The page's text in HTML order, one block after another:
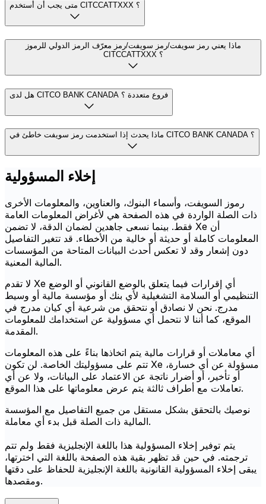
متى يجب أن أستخدم CITCCATTXXX ؟
ماذا يعني رمز سويفت/رمز سويفت/رمز معرّف الرمز الدولي للرموز
CITCCATTXXX ؟
هل لدى CITCO BANK CANADA فروع متعددة ؟
ماذا يحدث إذا استخدمت رمز سويفت خاطئ في CITCO BANK CANADA ؟
إخلاء المسؤولية
رموز السويفت، وأسماء البنوك، والعناوين، والمعلومات الأخرى
ذات الصلة الواردة في هذه الصفحة هي لأغراض المعلومات العامة
فقط. بينما نسعى جاهدين لضمان الدقة، لا تضمن Xe أن
المعلومات كاملة أو حديثة أو خالية من الأخطاء. قد تتغير التفاصيل
دون إشعار وقد لا تعكس أحدث البيانات المتاحة من المؤسسات
المالية المعنية.
لا تقدم Xe أي إقرارات فيما يتعلق بالوضع القانوني أو الوضع
التنظيمي أو السلامة التشغيلية لأي بنك أو مؤسسة مالية أو وسيط
مدرج. نحن لا نصادق أو نتحقق من شرعية أي كيان مدرج في
الموقع، كما أننا لا نتحمل أي مسؤولية عن استخدامك للمعلومات
المقدمة.
أي معاملات أو قرارات مالية يتم اتخاذها بناءً على هذه المعلومات
تتم على مسؤوليتك الخاصة. لن تكون Xe مسؤولة عن أي خسارة،
أو تأخير، أو أضرار ناتجة عن الاعتماد على البيانات، ولا عن أي
تعاملات مع أطراف ثالثة يتم عرض معلوماتها على هذا الموقع.
نوصيك بالتحقق بشكل مستقل من جميع التفاصيل مع المؤسسة
المالية ذات الصلة قبل بدء أي معاملة.
يتم توفير إخلاء المسؤولية هذا باللغة الإنجليزية فقط ولم تتم
ترجمته. في حين قد تظهر بقية هذه الصفحة باللغة التي اخترتها،
يبقى إخلاء المسؤولية القانونية باللغة الإنجليزية للحفاظ على دقتها
ومقصدها.